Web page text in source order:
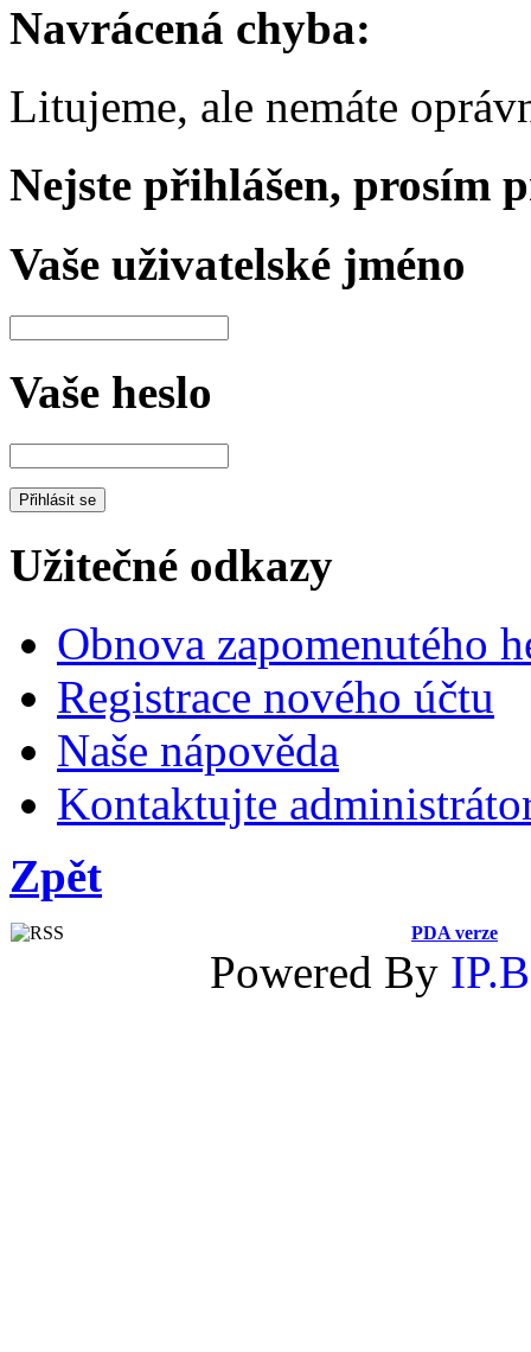
Navrácená chyba:
Litujeme, ale nemáte
Nejste přihlášen, prosím
Vaše uživatelské jméno
Vaše heslo
Užitečné odkazy
Obnova zapomenutého
Registrace nového účtu
Naše nápověda
Kontaktujte
Zpět
PDA verze
Powered By